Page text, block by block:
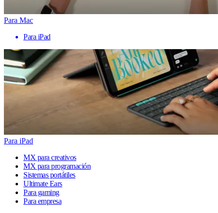
Para Mac
Para iPad
Para iPad
MX para creativos
MX para programación
Sistemas portátiles
Ultimate Ears
Para gaming
Para empresa